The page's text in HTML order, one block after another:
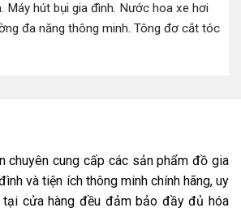
. Máy hút bụi gia đình. Nước hoa xe hơi
đa năng thông minh. Tông đơ cắt tóc
chuyên cung cấp các sản phẩm đồ gia
và tiện ích thông minh chính hãng, uy
tại cửa hàng đều đảm bảo đầy đủ hóa